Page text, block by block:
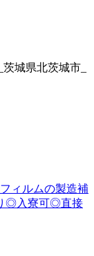
城県北茨城市_
ィルムの製造補
◎入寮可◎直接